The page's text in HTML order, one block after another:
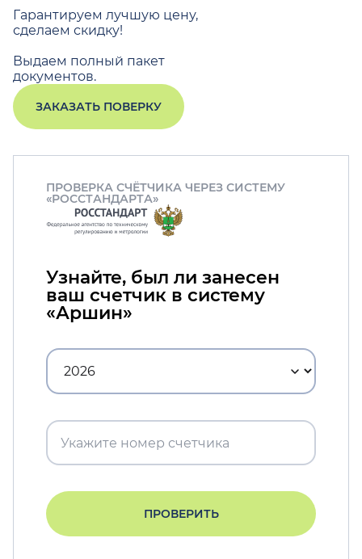
Гарантируем лучшую цену,
сделаем скидку!
Выдаем полный пакет
документов.
ЗАКАЗАТЬ ПОВЕРКУ
ПРОВЕРКА СЧЁТЧИКА ЧЕРЕЗ СИСТЕМУ
«РОССТАНДАРТА»
Узнайте, был ли занесен
ваш счетчик в систему
«Аршин»
ПРОВЕРИТЬ